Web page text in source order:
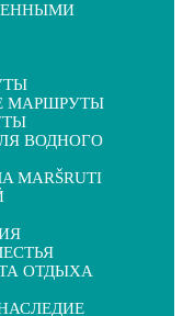
МАРШРУТЫ
ВОДНОГО
MARŠRUTI
ОТДЫХА